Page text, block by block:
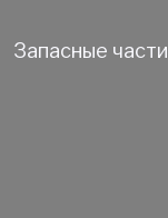
Запасные части